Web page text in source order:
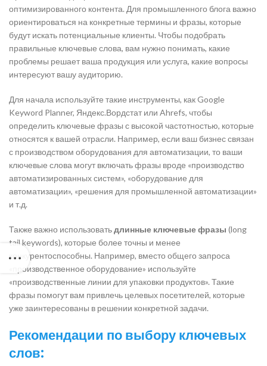
оптимизированного контента. Для промышленного блога важно
ориентироваться на конкретные термины и фразы, которые
будут искать потенциальные клиенты. Чтобы подобрать
правильные ключевые слова, вам нужно понимать, какие
проблемы решает ваша продукция или услуга, какие вопросы
интересуют вашу аудиторию.
Для начала используйте такие инструменты, как Google
Keyword Planner, Яндекс.Вордстат или Ahrefs, чтобы
определить ключевые фразы с высокой частотностью, которые
относятся к вашей отрасли. Например, если ваш бизнес связан
с производством оборудования для автоматизации, то ваши
ключевые слова могут включать фразы вроде «производство
автоматизированных систем», «оборудование для
автоматизации», «решения для промышленной автоматизации»
и т.д.
Также важно использоватьдлинные ключевые фразы (long
tail keywords), которые более точны и менее
конкурентоспособны. Например, вместо общего запроса
«производственное оборудование» используйте
«производственные линии для упаковки продуктов». Такие
фразы помогут вам привлечь целевых посетителей, которые
уже заинтересованы в решении конкретной задачи.
Рекомендации по выбору ключевых
слов: